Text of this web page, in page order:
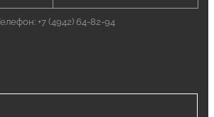
+7 (4942) 64-82-94